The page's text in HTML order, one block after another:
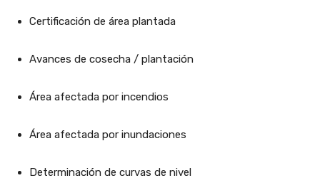
Certificación de área plantada
Avances de cosecha / plantación
Área afectada por incendios
Área afectada por inundaciones
Determinación de curvas de nivel